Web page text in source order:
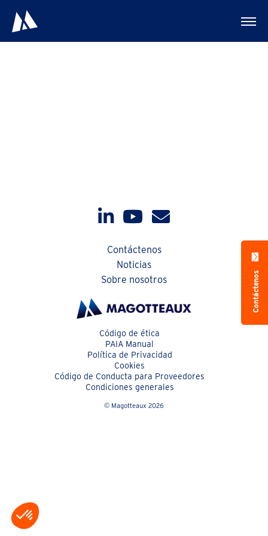
Contáctenos
Contáctenos
Noticias
Sobre nosotros
Código de ética
PAIA Manual
Política de Privacidad
Cookies
Código de Conducta para Proveedores
Condiciones generales
© Magotteaux 2026